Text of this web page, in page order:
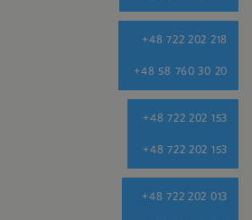
+48 722 202 218
+48 58 760 30 20
+48 722 202 153
+48 722 202 153
+48 722 202 013